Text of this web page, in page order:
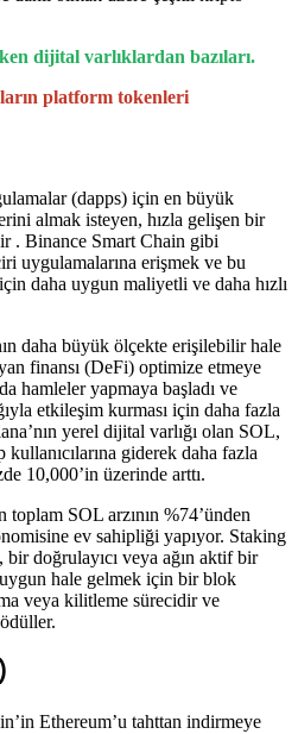
dijital varlıklardan bazıları.
platform tokenleri
(dapps) için en büyük
almak isteyen, hızla gelişen bir
. Binance Smart Chain gibi
uygulamalarına erişmek ve bu
daha uygun maliyetli ve daha hızlı
daha büyük ölçekte erişilebilir hale
finansı (DeFi) optimize etmeye
hamleler yapmaya başladı ve
etkileşim kurması için daha fazla
yerel dijital varlığı olan SOL,
kullanıcılarına giderek daha fazla
10,000’in üzerinde arttı.
toplam SOL arzının %74’ünden
ev sahipliği yapıyor. Staking
doğrulayıcı veya ağın aktif bir
uygun hale gelmek için bir blok
veya kilitleme sürecidir ve
Ethereum’u tahttan indirmeye